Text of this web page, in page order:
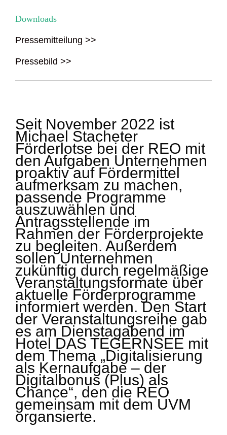
Downloads
Pressemitteilung >>
Pressebild >>
Seit November 2022 ist
Michael Stacheter
Förderlotse bei der REO mit
den Aufgaben Unternehmen
proaktiv auf Fördermittel
aufmerksam zu machen,
passende Programme
auszuwählen und
Antragsstellende im
Rahmen der Förderprojekte
zu begleiten. Außerdem
sollen Unternehmen
zukünftig durch regelmäßige
Veranstaltungsformate über
aktuelle Förderprogramme
informiert werden. Den Start
der Veranstaltungsreihe gab
es am Dienstagabend im
Hotel DAS TEGERNSEE mit
dem Thema „Digitalisierung
als Kernaufgabe – der
Digitalbonus (Plus) als
Chance“, den die REO
gemeinsam mit dem UVM
organsierte.